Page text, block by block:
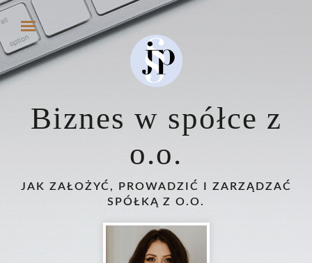
Biznes w spółce z
o.o.
JAK ZAŁOŻYĆ, PROWADZIĆ I ZARZĄDZAĆ
SPÓŁKĄ Z O.O.